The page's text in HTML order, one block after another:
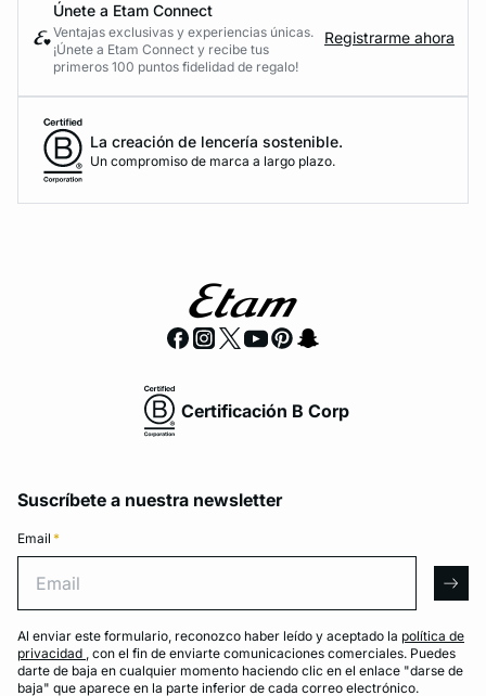
Únete a Etam Connect
Ventajas exclusivas y experiencias únicas.
¡Únete a Etam Connect y recibe tus
primeros 100 puntos fidelidad de regalo!
Registrarme ahora
La creación de lencería sostenible.
Un compromiso de marca a largo plazo.
Certificación B Corp
Suscríbete a nuestra newsletter
Email *
Al enviar este formulario, reconozco haber leído y aceptado la política de
privacidad , con el fin de enviarte comunicaciones comerciales. Puedes
darte de baja en cualquier momento haciendo clic en el enlace "darse de
baja" que aparece en la parte inferior de cada correo electrónico.